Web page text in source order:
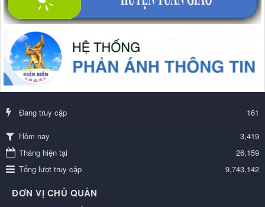
Đang truy cập 161
Hôm nay
3,419
Tháng hiện tại
26,159
Tổng lượt truy cập
9,743,142
ĐƠN VỊ CHỦ QUẢN